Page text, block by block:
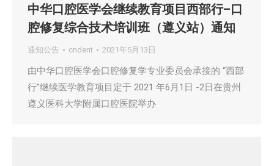
中华口腔医学会继续教育项目西部行–口
腔修复综合技术培训班（遵义站）通知
通知公告 cndent 2021年5月13日
由中华口腔医学会口腔修复学专业委员会承接的 “西部
行”继续医学教育项目定于 2021 年6月1日 -2日在贵州
遵义医科大学附属口腔医院举办